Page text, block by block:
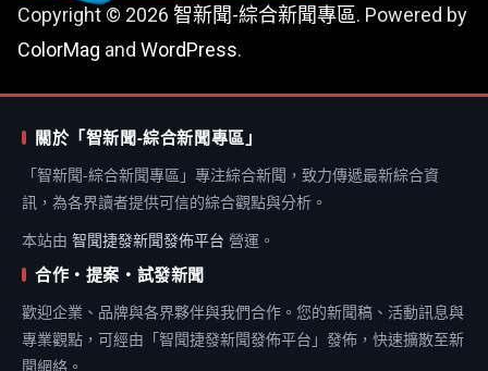
Copyright © 2026 智新聞-綜合新聞專區. Powered by
ColorMag and WordPress.
關於「智新聞-綜合新聞專區」
「智新聞-綜合新聞專區」專注綜合新聞，致力傳遞最新綜合資
訊，為各界讀者提供可信的綜合觀點與分析。
本站由 智聞捷發新聞發佈平台 營運。
合作・提案・試發新聞
歡迎企業、品牌與各界夥伴與我們合作。您的新聞稿、活動訊息與
專業觀點，可經由「智聞捷發新聞發佈平台」發佈，快速擴散至新
聞網絡。